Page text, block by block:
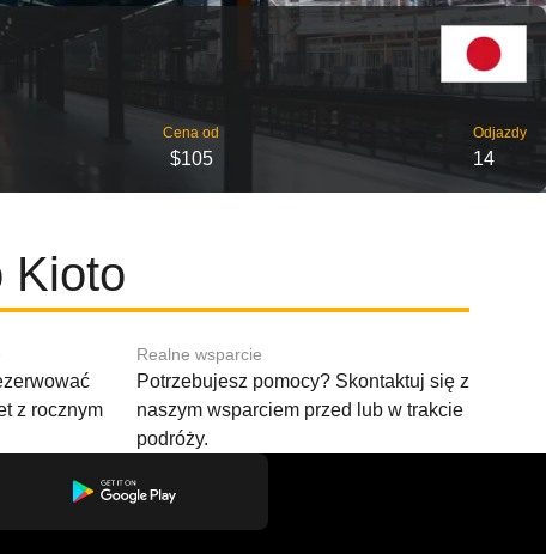
Cena od
$105
Odjazdy
14
Kioto
z rocznym
Realne wsparcie
Potrzebujesz pomocy? Skontaktuj się z
naszym wsparciem przed lub w trakcie
podróży.